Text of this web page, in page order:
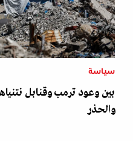
سياسة
بين وعود ترمب وقنابل
والحذر